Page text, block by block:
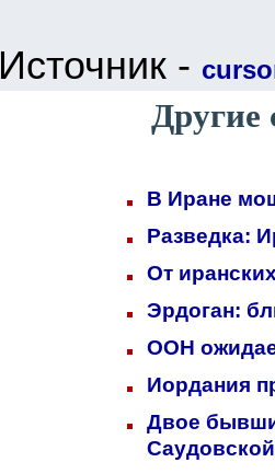
Источник -
Другие
В Иране
Разведка:
От
Эрдоган:
ООН
Иордания
Двое